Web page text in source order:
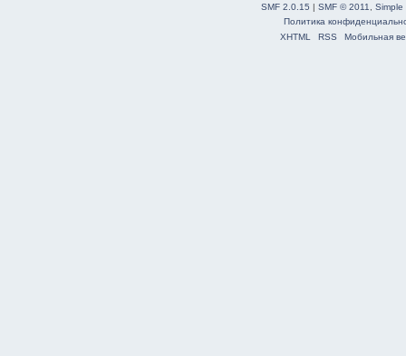
SMF 2.0.15 | SMF © 2011
Simple
Политика
XHTML
RSS Мобильная